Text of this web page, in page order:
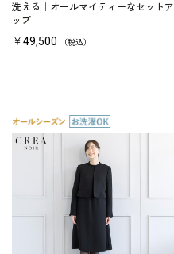
洗える｜オールマイティーなセットア
ップ
￥49,500 （税込）